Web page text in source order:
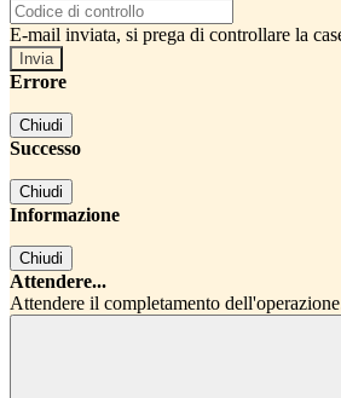
E-mail inviata, si prega di controllare la
Errore
Chiudi
Successo
Chiudi
Informazione
Chiudi
Attendere...
Attendere il completamento